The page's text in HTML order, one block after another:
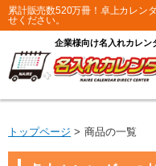
累計販売数520万冊！卓上カレン
せください。
企業様向け名入れカレン
トップページ 商品の一覧